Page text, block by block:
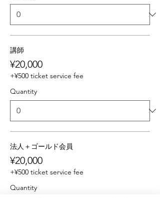
講師
¥20,000
+¥500 ticket service fee
Quantity
法人＋ゴールド会員
¥20,000
+¥500 ticket service fee
Quantity